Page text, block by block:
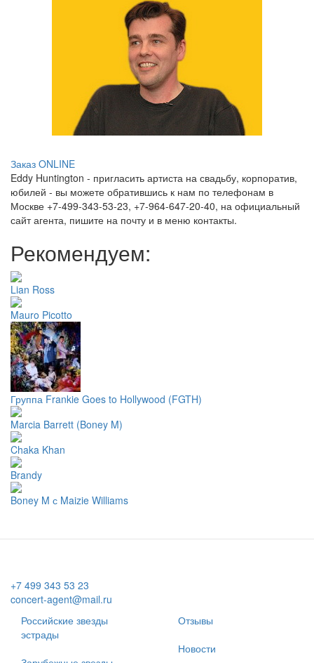
Заказ ONLINE
Eddy Huntington - пригласить артиста на свадьбу, корпоратив,
юбилей - вы можете обратившись к нам по телефонам в
Москве +7-499-343-53-23, +7-964-647-20-40, на официальный
сайт агента, пишите на почту и в меню контакты.
Рекомендуем:
Lian Ross
Mauro Picotto
Группа Frankie Goes to Hollywood (FGTH)
Marcia Barrett (Boney M)
Chaka Khan
Brandy
Boney M с Maizie Williams
+7 499 343 53 23
concert-agent@mail.ru
Российские звезды
эстрады
Отзывы
Новости